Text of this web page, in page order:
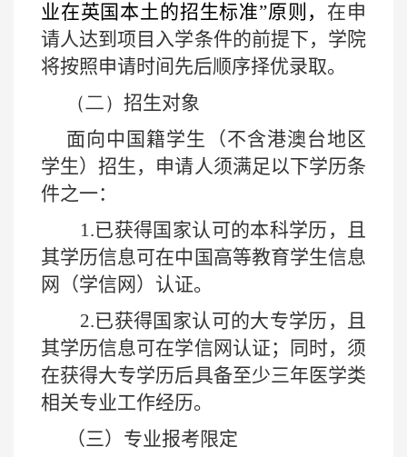
业在英国本土的招生标准”原则， 在申
请人达到项目入学条件的前提下，学院
将按照申请时间先后顺序择优录取。
（二） 招生对象
面向中国籍学生（不含港澳台地区
学生）招生，申请人须满足以下学历条
件之一：
1.已获得国家认可的本科学历，且
其学历信息可在中国高等教育学生信息
网（学信网）认证。
2.已获得国家认可的大专学历，且
其学历信息可在学信网认证；同时，须
在获得大专学历后具备至少三年医学类
相关专业工作经历。
（三）专业报考限定